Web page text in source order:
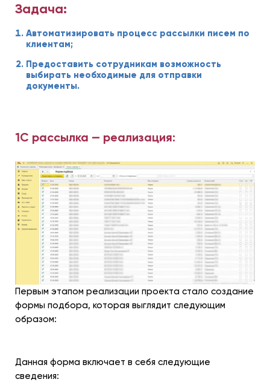
Задача:
Автоматизировать процесс рассылки писем по
клиентам;
Предоставить сотрудникам возможность
выбирать необходимые для отправки
документы.
1С рассылка — реализация:
Первым этапом реализации проекта стало создание
формы подбора, которая выглядит следующим
образом:
Данная форма включает в себя следующие
сведения: